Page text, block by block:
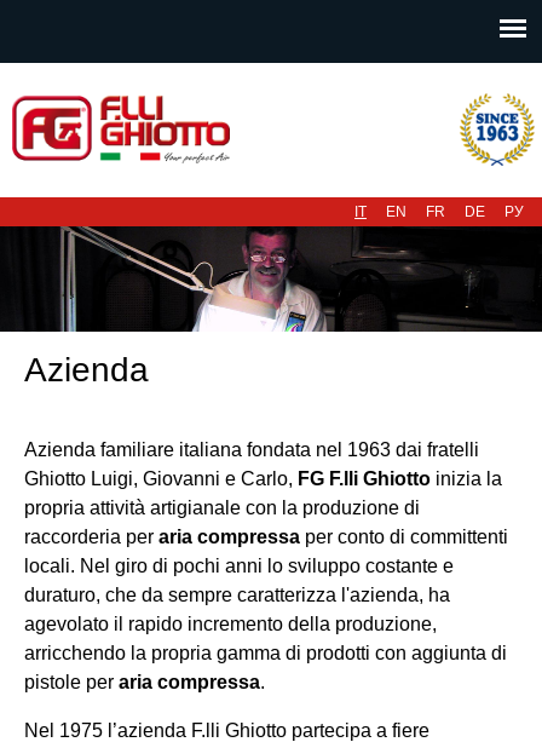
IT EN FR DE РУ
Azienda
Azienda familiare italiana fondata nel 1963 dai fratelli
Ghiotto Luigi, Giovanni e Carlo, FG F.lli Ghiotto inizia la
propria attività artigianale con la produzione di
raccorderia per aria compressa per conto di committenti
locali. Nel giro di pochi anni lo sviluppo costante e
duraturo, che da sempre caratterizza l'azienda, ha
agevolato il rapido incremento della produzione,
arricchendo la propria gamma di prodotti con aggiunta di
pistole per aria compressa.
Nel 1975 l’azienda F.lli Ghiotto partecipa a fiere